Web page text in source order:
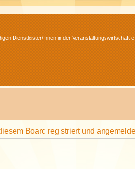
Dienstleister/Innen in der Veranstaltungswirtschaft
Board registriert und